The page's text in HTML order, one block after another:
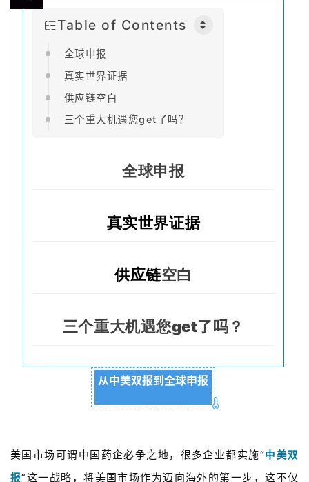
Table of Contents
全球申报
真实世界证据
供应链空白
三个重大机遇您get了吗？
全球申报
真实世界证据
供应链空白
三个重大机遇您get了吗？
从中美双报到全球申报
美国市场可谓中国药企必争之地，很多企业都实施“中美双
报”这一战略 ，将美国市场作为迈向海外的第一步，这不仅